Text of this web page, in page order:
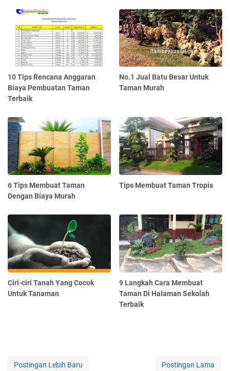
10 Tips Rencana Anggaran
Biaya Pembuatan Taman
Terbaik
No.1 Jual Batu Besar Untuk
Taman Murah
6 Tips Membuat Taman
Dengan Biaya Murah
Tips Membuat Taman Tropis
Ciri-ciri Tanah Yang Cocok
Untuk Tanaman
9 Langkah Cara Membuat
Taman Di Halaman Sekolah
Terbaik
Postingan Lebih Baru Postingan Lama